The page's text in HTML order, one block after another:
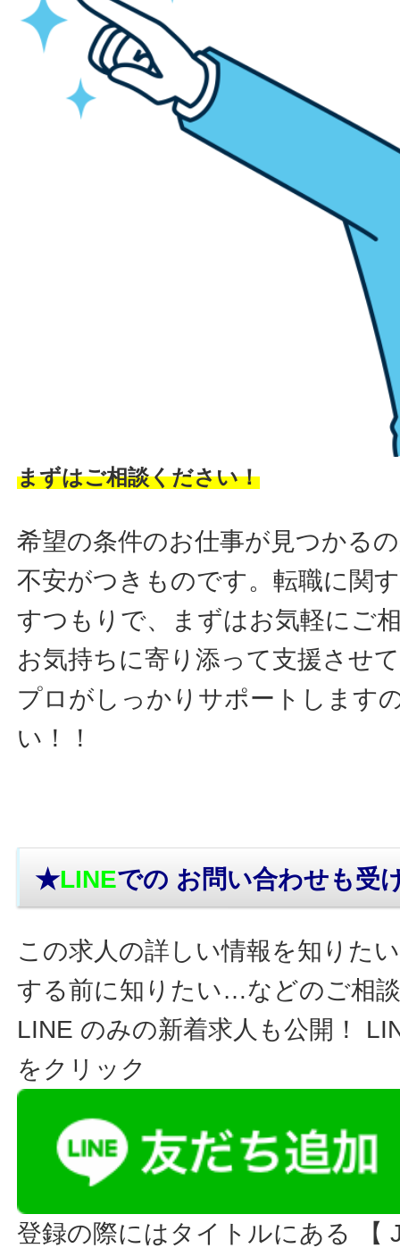
まずはご相談ください！
希望の条件のお仕事が見つかる
不安がつきものです。転職に関
すつもりで、まずはお気軽にご
お気持ちに寄り添って支援させ
プロがしっかりサポートします
い！！
★LINEでの お問い合わせも受
この求人の詳しい情報を知りた
する前に知りたい…などのご相
LINE のみの新着求人も公開！
をクリック
登録の際にはタイトルにある 【